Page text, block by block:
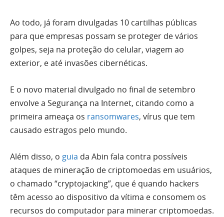
Ao todo, já foram divulgadas 10 cartilhas públicas
para que empresas possam se proteger de vários
golpes, seja na proteção do celular, viagem ao
exterior, e até invasões cibernéticas.
E o novo material divulgado no final de setembro
envolve a Segurança na Internet, citando como a
primeira ameaça os ransomwares, vírus que tem
causado estragos pelo mundo.
Além disso, o guia da Abin fala contra possíveis
ataques de mineração de criptomoedas em usuários,
o chamado “cryptojacking”, que é quando hackers
têm acesso ao dispositivo da vítima e consomem os
recursos do computador para minerar criptomoedas.